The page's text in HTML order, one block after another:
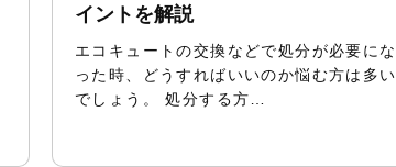
イントを解説
エコキュートの交換などで処分が必要にな
った時、どうすればいいのか悩む方は多い
でしょう。 処分する方…